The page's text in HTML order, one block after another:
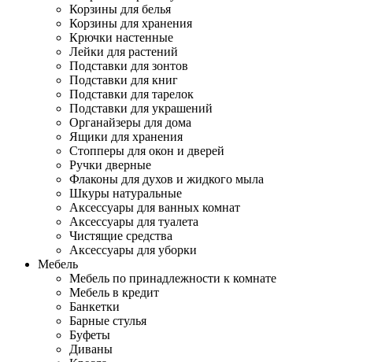
Корзины для белья
Корзины для хранения
Крючки настенные
Лейки для растений
Подставки для зонтов
Подставки для книг
Подставки для тарелок
Подставки для украшений
Органайзеры для дома
Ящики для хранения
Стопперы для окон и дверей
Ручки дверные
Флаконы для духов и жидкого мыла
Шкуры натуральные
Аксессуары для ванных комнат
Аксессуары для туалета
Чистящие средства
Аксессуары для уборки
Мебель
Мебель по принадлежности к комнате
Мебель в кредит
Банкетки
Барные стулья
Буфеты
Диваны